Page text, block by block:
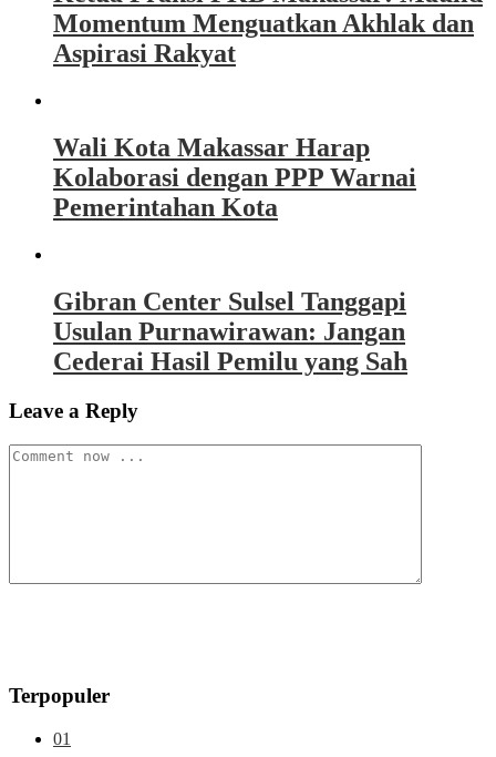
Momentum Menguatkan Akhlak dan
Aspirasi Rakyat
Wali Kota Makassar Harap
Kolaborasi dengan PPP Warnai
Pemerintahan Kota
Gibran Center Sulsel Tanggapi
Usulan Purnawirawan: Jangan
Cederai Hasil Pemilu yang Sah
Leave a Reply
Terpopuler
01